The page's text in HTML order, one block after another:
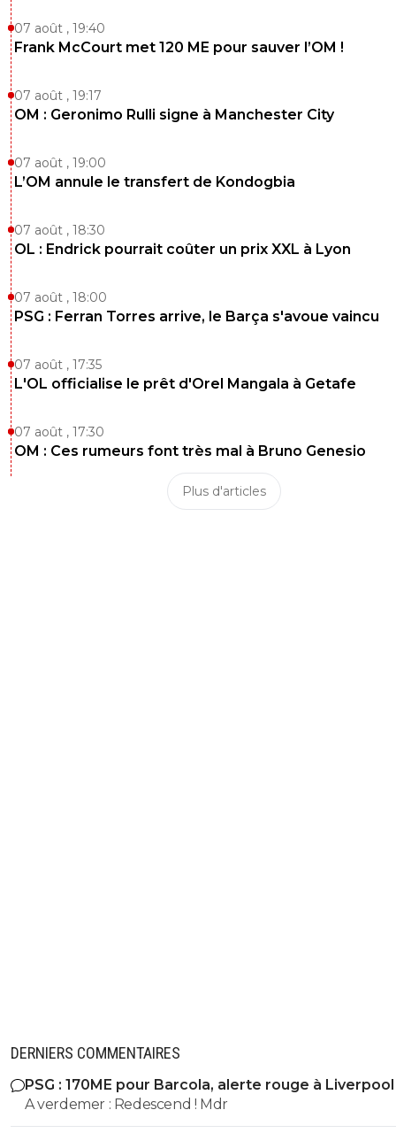
07 août , 19:40
Frank McCourt met 120 ME pour sauver l’OM !
07 août , 19:17
OM : Geronimo Rulli signe à Manchester City
07 août , 19:00
L’OM annule le transfert de Kondogbia
07 août , 18:30
OL : Endrick pourrait coûter un prix XXL à Lyon
07 août , 18:00
PSG : Ferran Torres arrive, le Barça s'avoue vaincu
07 août , 17:35
L'OL officialise le prêt d'Orel Mangala à Getafe
07 août , 17:30
OM : Ces rumeurs font très mal à Bruno Genesio
Plus d'articles
DERNIERS COMMENTAIRES
PSG : 170ME pour Barcola, alerte rouge à Liverpool
A verdemer : Redescend ! Mdr